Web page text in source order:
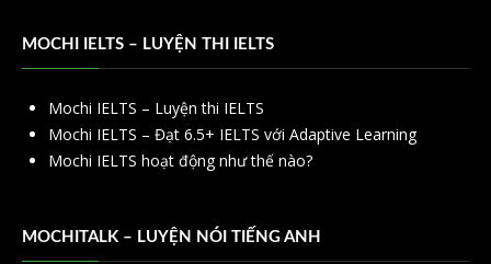
MOCHI IELTS – LUYỆN THI IELTS
Mochi IELTS – Luyện thi IELTS
Mochi IELTS – Đạt 6.5+ IELTS với Adaptive Learning
Mochi IELTS hoạt động như thế nào?
MOCHITALK – LUYỆN NÓI TIẾNG ANH